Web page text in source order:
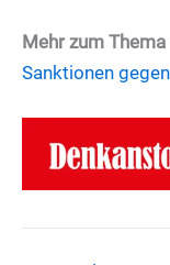
Mehr zum Thema
Sanktionen